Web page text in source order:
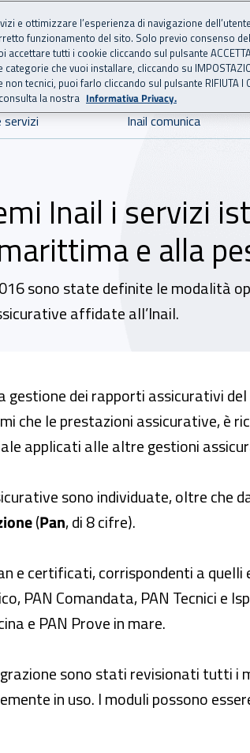
per
Inail comunica
Inail i servizi
e alla
sono state definite le modalità
affidate all’Inail.
gestione dei rapporti assicurativi
che le prestazioni assicurative, è
applicati alle altre gestioni
sono individuate, oltre che
(Pan, di 8 cifre).
e certificati, corrispondenti a
PAN Comandata, PAN Tecnici e
e PAN Prove in mare.
sono stati revisionati tutti i
in uso. I moduli possono
e ottimizzare l’esperienza di navigazione
funzionamento del sito. Solo previo consenso
tutti i cookie cliccando sul pulsante ACCETTA
che vuoi installare, cliccando su
tecnici, puoi farlo cliccando sul pulsante RIFIUTA I
la nostra Informativa Privacy.